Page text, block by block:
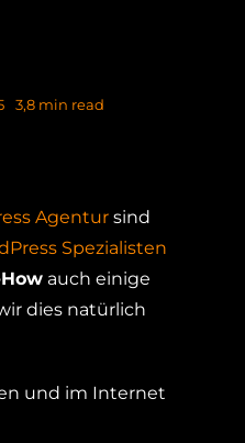
3,8 min read
Agentursind
Spezialisten
auch einige
dies natürlich
und im Internet